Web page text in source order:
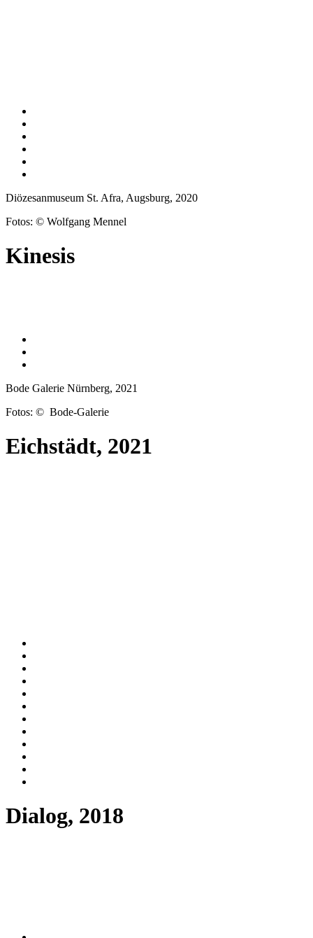
Diözesanmuseum St. Afra, Augsburg, 2020
Fotos: © Wolfgang Mennel
Kinesis
Bode Galerie Nürnberg, 2021
Fotos: © Bode-Galerie
Eichstädt, 2021
Dialog, 2018